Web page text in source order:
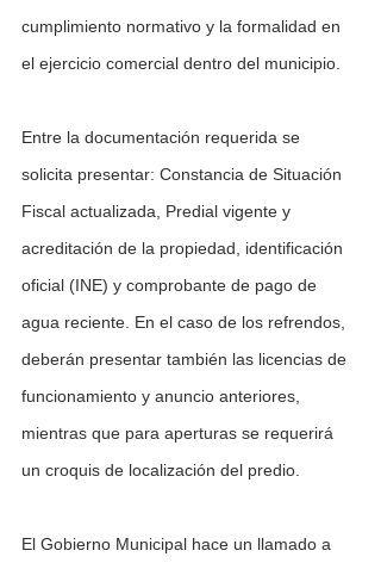
cumplimiento normativo y la formalidad en
el ejercicio comercial dentro del municipio.
Entre la documentación requerida se
solicita presentar: Constancia de Situación
Fiscal actualizada, Predial vigente y
acreditación de la propiedad, identificación
oficial (INE) y comprobante de pago de
agua reciente. En el caso de los refrendos,
deberán presentar también las licencias de
funcionamiento y anuncio anteriores,
mientras que para aperturas se requerirá
un croquis de localización del predio.
El Gobierno Municipal hace un llamado a